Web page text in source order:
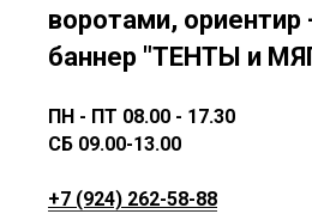
воротами, ориентир
баннер "ТЕНТЫ и
ПН - ПТ 08.00 - 17.30
СБ 09.00-13.00
+7 (924) 262-58-88